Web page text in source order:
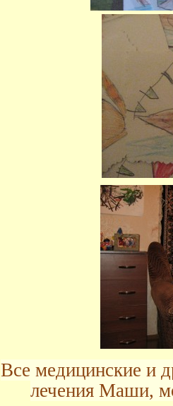
Все медицинские и
лечения Маши,